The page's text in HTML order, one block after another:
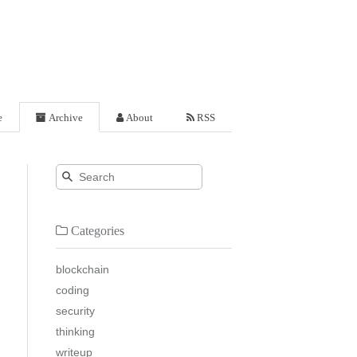
Archive About RSS
Categories
blockchain
coding
security
thinking
writeup